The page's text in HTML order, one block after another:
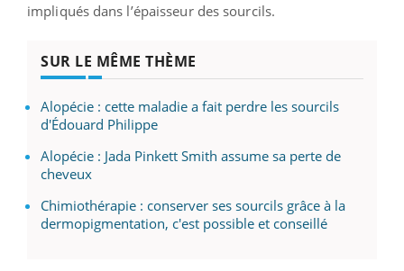
impliqués dans l’épaisseur des sourcils.
SUR LE MÊME THÈME
Alopécie : cette maladie a fait perdre les sourcils
d'Édouard Philippe
Alopécie : Jada Pinkett Smith assume sa perte de
cheveux
Chimiothérapie : conserver ses sourcils grâce à la
dermopigmentation, c'est possible et conseillé